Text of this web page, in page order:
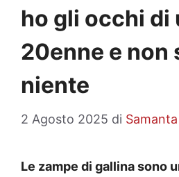
ho gli occhi di
20enne e non
niente
2 Agosto 2025 di
Le zampe di gallina sono